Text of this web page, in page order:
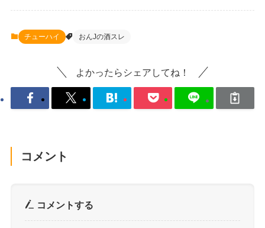
チューハイ おんJの酒スレ
よかったらシェアしてね！
コメント
コメントする